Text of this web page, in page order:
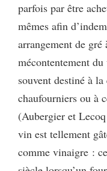
parfois par être
mêmes afin
arrangement de
mécontentement
souvent destiné à
chaufourniers ou à
(Aubergier et
vin est tellement
comme vinaigre :